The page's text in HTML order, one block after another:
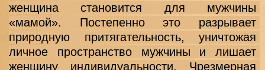
женщина становится для мужчины
«мамой». Постепенно это разрывает
природную притягательность, уничтожая
личное пространство мужчины и лишает
женщину индивидуальности. Чрезмерная